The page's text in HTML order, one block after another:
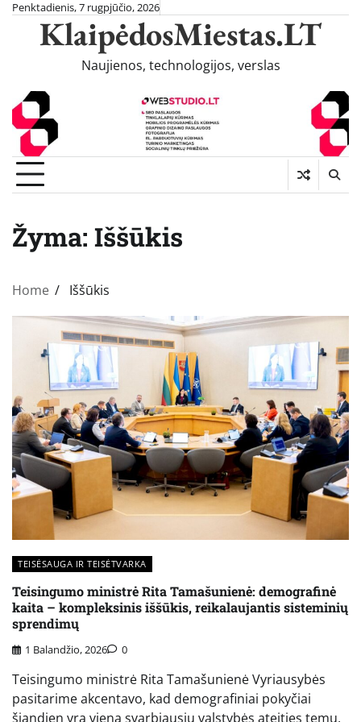
Skip
content
Penktadienis, 7 rugpjūčio, 2026
KlaipėdosMiestas.LT
Naujienos, technologijos, verslas
Žyma: Iššūkis
Home Iššūkis
TEISĖSAUGA IR TEISĖTVARKA
Teisingumo ministrė Rita Tamašunienė: demografinė
kaita – kompleksinis iššūkis, reikalaujantis sisteminių
sprendimų
1 Balandžio, 2026 0
Teisingumo ministrė Rita Tamašunienė Vyriausybės
pasitarime akcentavo, kad demografiniai pokyčiai
šiandien yra viena svarbiausių valstybės ateities temų,